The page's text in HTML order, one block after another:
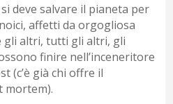
deve salvare il pianeta per
affetti da orgogliosa
gli altri, tutti gli altri, gli
finire nell’inceneritore
(c’è già chi offre il
mortem).